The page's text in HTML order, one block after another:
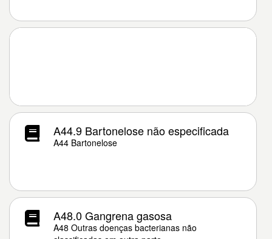
A44.9 Bartonelose não especificada
A44 Bartonelose
A48.0 Gangrena gasosa
A48 Outras doenças bacterianas não